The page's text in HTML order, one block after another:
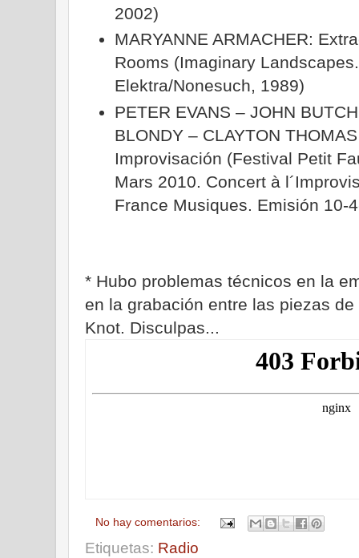
2002)
MARYANNE ARMACHER:
Rooms (Imaginary
Elektra/Nonesuch, 1989)
PETER EVANS – JOHN
BLONDY – CLAYTON
Improvisación (Festival Petit
Mars 2010. Concert à
France Musiques. Emisión 10-
* Hubo problemas técnicos en la
en la grabación entre las piezas
Knot. Disculpas...
No hay comentarios:
Etiquetas: Radio